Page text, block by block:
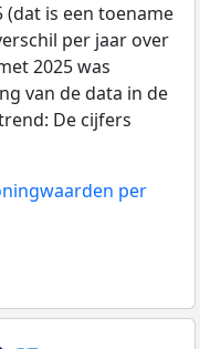
(dat is een toename
per jaar over
2025 was
van de data in de
De cijfers
per